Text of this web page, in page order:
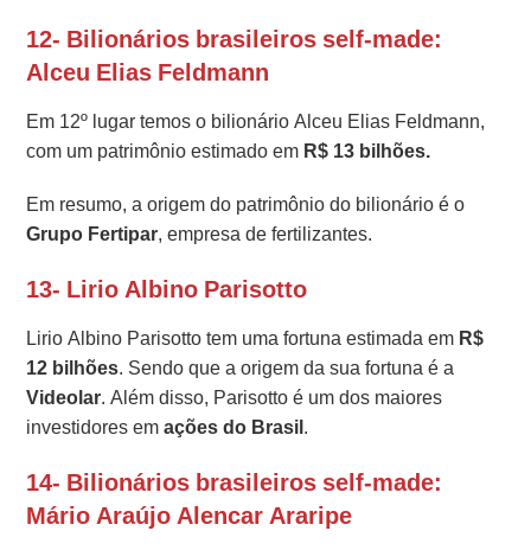
12- Bilionários brasileiros self-made:
Alceu Elias Feldmann
Em 12º lugar temos o bilionário Alceu Elias Feldmann,
com um patrimônio estimado em R$ 13 bilhões.
Em resumo, a origem do patrimônio do bilionário é o
Grupo Fertipar, empresa de fertilizantes.
13- Lirio Albino Parisotto
Lirio Albino Parisotto tem uma fortuna estimada em R$
12 bilhões. Sendo que a origem da sua fortuna é a
Videolar. Além disso, Parisotto é um dos maiores
investidores emações do Brasil.
14- Bilionários brasileiros self-made:
Mário Araújo Alencar Araripe